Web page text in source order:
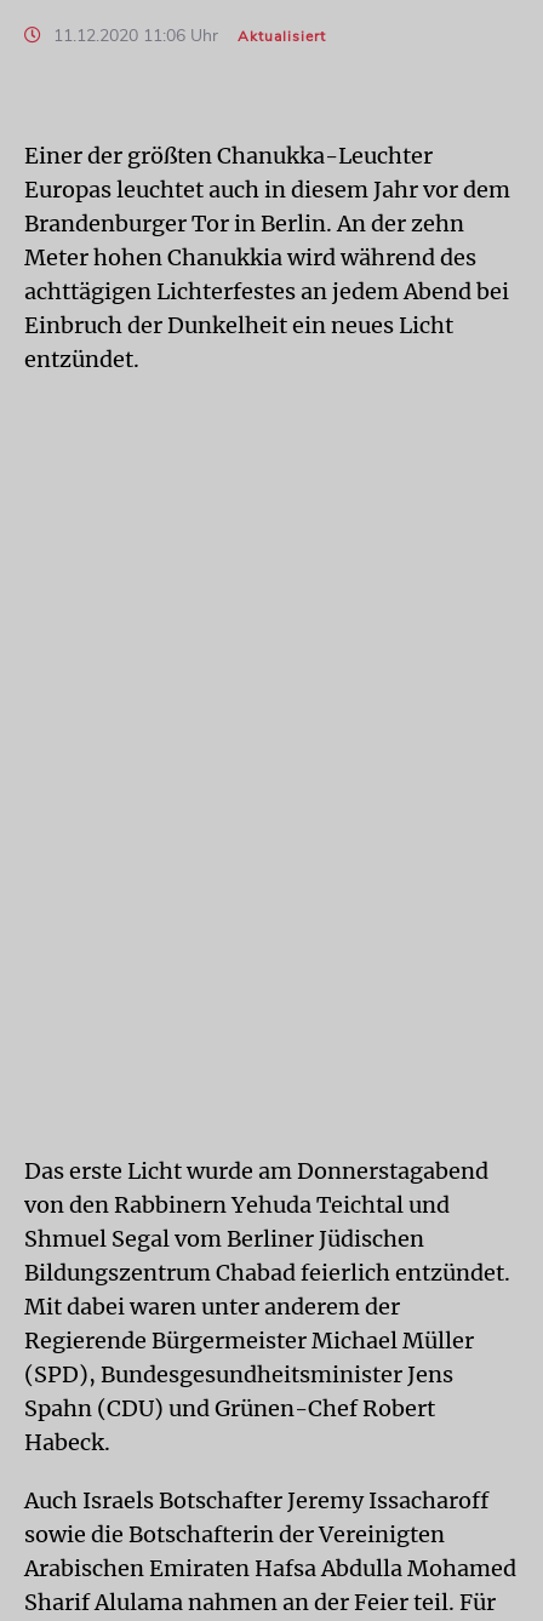
11.12.2020 11:06 Uhr Aktualisiert
Einer der größten Chanukka-Leuchter
Europas leuchtet auch in diesem Jahr vor dem
Brandenburger Tor in Berlin. An der zehn
Meter hohen Chanukkia wird während des
achttägigen Lichterfestes an jedem Abend bei
Einbruch der Dunkelheit ein neues Licht
entzündet.
Das erste Licht wurde am Donnerstagabend
von den Rabbinern Yehuda Teichtal und
Shmuel Segal vom Berliner Jüdischen
Bildungszentrum Chabad feierlich entzündet.
Mit dabei waren unter anderem der
Regierende Bürgermeister Michael Müller
(SPD), Bundesgesundheitsminister Jens
Spahn (CDU) und Grünen-Chef Robert
Habeck.
Auch Israels Botschafter Jeremy Issacharoff
sowie die Botschafterin der Vereinigten
Arabischen Emiraten Hafsa Abdulla Mohamed
Sharif Alulama nahmen an der Feier teil. Für